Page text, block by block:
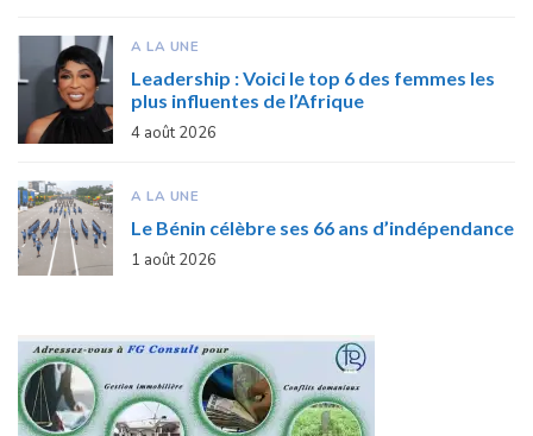
A LA UNE
Leadership : Voici le top 6 des femmes les
plus influentes de l’Afrique
4 août 2026
A LA UNE
Le Bénin célèbre ses 66 ans d’indépendance
1 août 2026